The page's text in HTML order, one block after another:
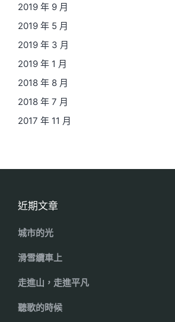
2019 年 9 月
2019 年 5 月
2019 年 3 月
2019 年 1 月
2018 年 8 月
2018 年 7 月
2017 年 11 月
近期文章
城市的光
滑雪纜車上
走進山，走進平凡
聽歌的時候